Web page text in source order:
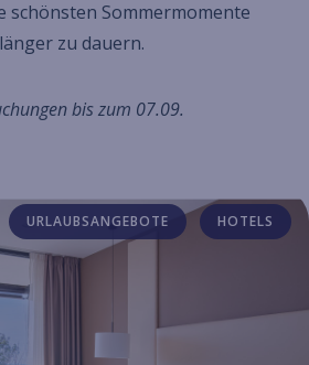
schönsten Sommermomente
zu dauern.
bis zum 07.09.
URLAUBSANGEBOTE HOTELS